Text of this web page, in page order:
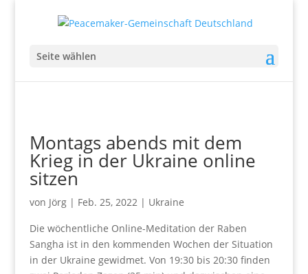
Seite wählen
Montags abends mit dem
Krieg in der Ukraine online
sitzen
von Jörg| Feb. 25, 2022| Ukraine
Die wöchentliche Online-Meditation der Raben
Sangha ist in den kommenden Wochen der Situation
in der Ukraine gewidmet. Von 19:30 bis 20:30 finden